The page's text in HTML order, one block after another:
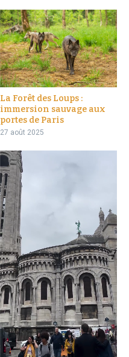
La Forêt des Loups :
immersion sauvage aux
portes de Paris
27 août 2025